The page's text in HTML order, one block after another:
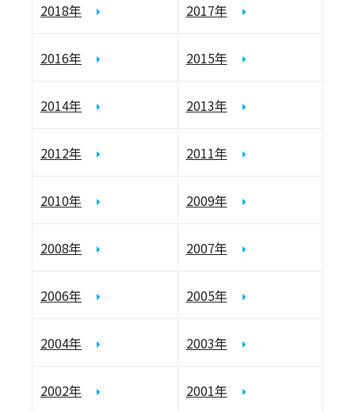
2018年 2017年
2016年 2015年
2014年 2013年
2012年 2011年
2010年 2009年
2008年 2007年
2006年 2005年
2004年 2003年
2002年 2001年